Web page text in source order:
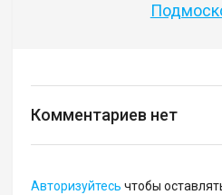
Комментариев нет
Авторизуйтесь чтобы